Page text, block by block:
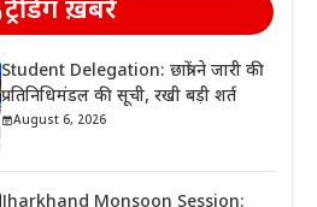
ट्रेंडिंग ख़बरें
Student Delegation: छात्रों ने जारी की
प्रतिनिधिमंडल की सूची, रखी बड़ी शर्त
August 6, 2026